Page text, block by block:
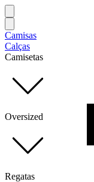
Camisas
Calças
Camisetas
Oversized
Regatas